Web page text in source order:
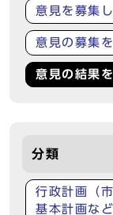
意見を募集
意見の募集
意見の結果
分類
行政計画（
基本計画など